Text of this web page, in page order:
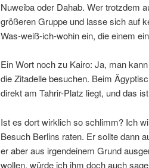
Nuweiba oder Dahab. Wer trotzdem
größeren Gruppe und lasse sich auf
Was-weiß-ich-wohin ein, die einem
Ein Wort noch zu Kairo: Ja, man
die Zitadelle besuchen. Beim
direkt am Tahrir-Platz liegt, und das
Ist es dort wirklich so schlimm? Ich
Besuch Berlins raten. Er sollte dann
er aber aus irgendeinem Grund
wollen, würde ich ihm doch auch